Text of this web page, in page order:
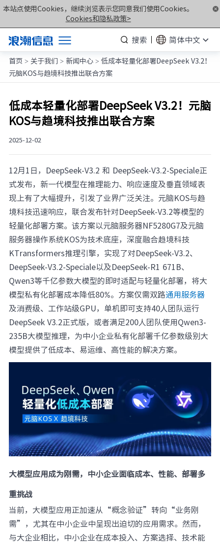
本站点使用Cookies，继续浏览表示您同意我们使用Cookies。
Cookies和隐私政策>
搜索
简体中文
产品
解决方案
服务支持
如何购买
合作伙伴
联合创新平台
关于我们
计算产业洞察
元脑品牌升级公告
首页 > 关于我们 > 新闻中心 > 低成本轻量化部署DeepSeek V3.2！
元脑KOS与趋境科技推出联合方案
低成本轻量化部署DeepSeek V3.2！元脑
KOS与趋境科技推出联合方案
2025-12-02
12月1日，DeepSeek-V3.2 和 DeepSeek-V3.2-Speciale正
式发布，新一代模型在推理能力、响应速度及垂直领域表
现上有了大幅提升，引发了业界广泛关注。元脑KOS与趋
境科技迅速响应，联合发布针对DeepSeek-V3.2等模型的
轻量化部署方案。该方案以元脑服务器NF5280G7及元脑
服务器操作系统KOS为技术底座，深度融合趋境科技
KTransformers推理引擎，实现了对DeepSeek-V3.2、
DeepSeek-V3.2-Speciale以及DeepSeek-R1 671B、
Qwen3等千亿参数大模型的即时适配与轻量化部署，将大
模型私有化部署成本降低80%。方案仅需双路通用服务器
及消费级、工作站级GPU，单机即可支持40人团队运行
DeepSeek V3.2正式版，或者满足200人团队使用Qwen3-
235B大模型推理，为中小企业私有化部署千亿参数级别大
模型提供了低成本、易运维、高性能的解决方案。
大模型应用成为刚需，中小企业面临成本、性能、部署多
重挑战
当前，大模型应用正加速从“概念验证”转向“业务刚
需”，尤其在中小企业中呈现出迫切的应用需求。然而，
与大企业相比，中小企业在成本投入、方案选择、技术能